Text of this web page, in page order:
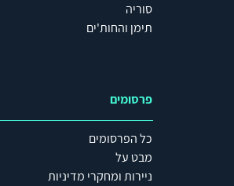
סוריה
תימן והחות'ים
פרסומים
כל הפרסומים
מבט על
ניירות ומחקרי מדיניות